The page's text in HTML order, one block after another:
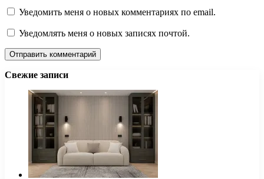
Уведомить меня о новых комментариях по email.
Уведомлять меня о новых записях почтой.
Свежие записи